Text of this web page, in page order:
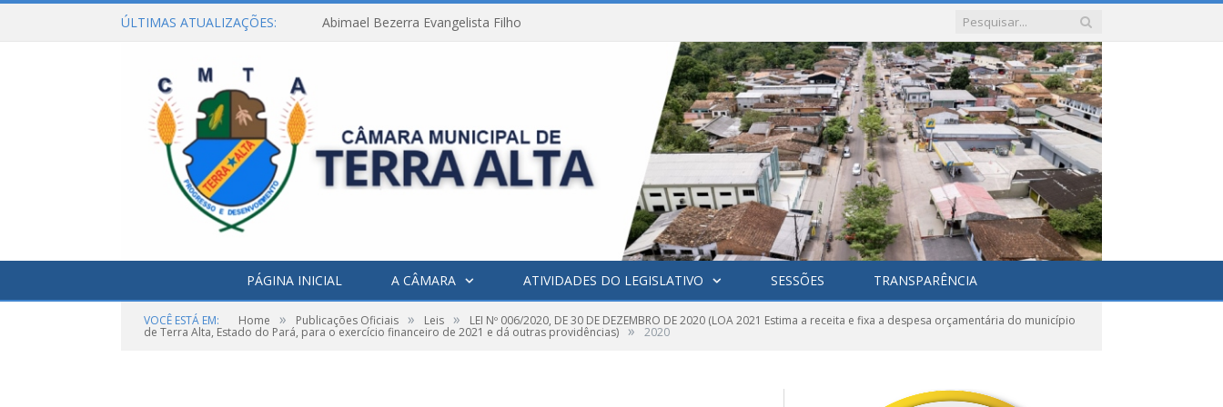
ÚLTIMAS ATUALIZAÇÕES: Abimael Bezerra Evangelista Filho
PÁGINA INICIAL A CÂMARA ATIVIDADES DO LEGISLATIVO SESSÕES TRANSPARÊNCIA
VOCÊ ESTÁ EM: Home » Publicações Oficiais » Leis » LEI Nº 006/2020, DE 30 DE DEZEMBRO DE 2020 (LOA 2021 Estima a receita e fixa a despesa orçamentária do município
de Terra Alta, Estado do Pará, para o exercício financeiro de 2021 e dá outras providências) » 2020